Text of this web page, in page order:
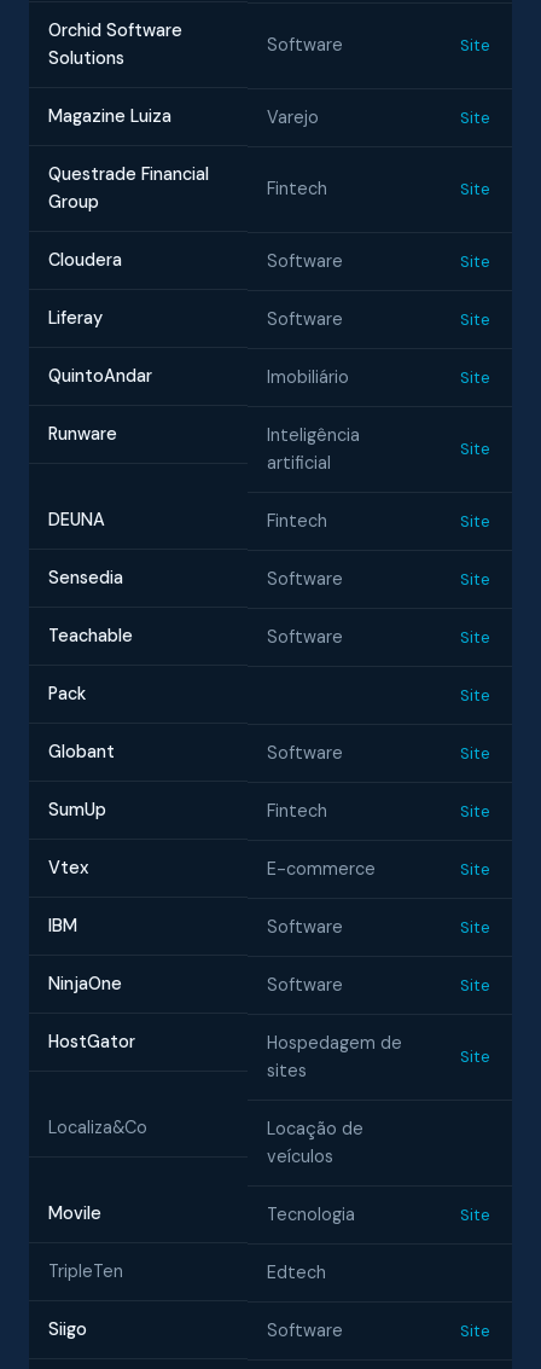
Orchid Software
Solutions
Software Site
Magazine Luiza Varejo Site
Questrade Financial
Group
Fintech Site
Cloudera Software Site
Liferay Software Site
QuintoAndar Imobiliário Site
Runware
Inteligência
artificial
Site
DEUNA Fintech Site
Sensedia Software Site
Teachable Software Site
Pack Site
Globant Software Site
SumUp Fintech Site
Vtex E-commerce Site
IBM Software Site
NinjaOne Software Site
HostGator
Hospedagem de
sites
Site
Localiza&Co
Locação de
veículos
Movile Tecnologia Site
TripleTen Edtech
Siigo Software Site